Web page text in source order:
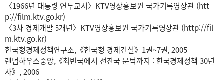
〈1966년 대통령 연두교서〉KTV영상홍보원 국가기록영상관 (htt
p://film.ktv.go.kr)
〈3차 경제개발 5개년〉KTV영상홍보원 국가기록영상관 (http://fil
m.ktv.go.kr)
한국형경제정책연구소,《한국형 경제건설》1권~7권, 2005
랜덤하우스중앙,《최빈국에서 선진국 문턱까지 : 한국경제정책 30년
사》, 2006